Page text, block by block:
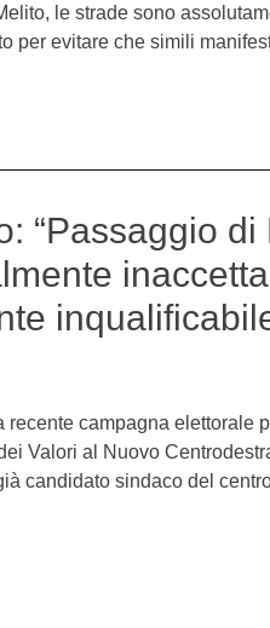
le strade sono
per evitare che simili
“Passaggio
recente campagna elettorale
Valori al Nuovo
candidato sindaco del